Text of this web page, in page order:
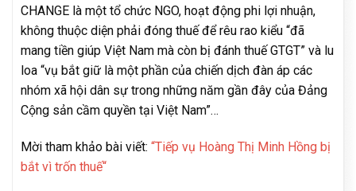
CHANGE là một tổ chức NGO, hoạt động phi lợi nhuận,
không thuộc diện phải đóng thuế để rêu rao kiểu “đã
mang tiền giúp Việt Nam mà còn bị đánh thuế GTGT” và lu
loa “vụ bắt giữ là một phần của chiến dịch đàn áp các
nhóm xã hội dân sự trong những năm gần đây của Đảng
Cộng sản cầm quyền tại Việt Nam”…
Mời tham khảo bài viết: “Tiếp vụ Hoàng Thị Minh Hồng bị
bắt vì trốn thuế“